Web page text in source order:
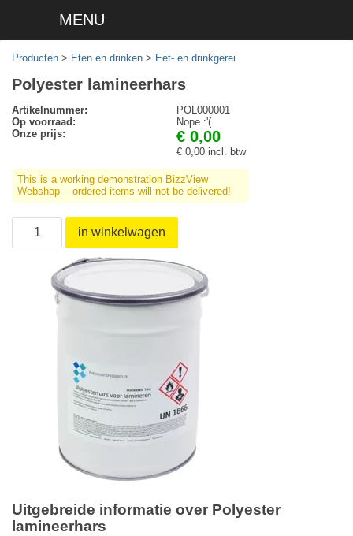
MENU
Producten > Eten en drinken > Eet- en drinkgerei
Polyester lamineerhars
Artikelnummer:
POL000001
Op voorraad:
Nope :'(
Onze prijs:
€ 0,00
€ 0,00 incl. btw
This is a working demonstration BizzView
Webshop -- ordered items will not be delivered!
in winkelwagen
Uitgebreide informatie over Polyester
lamineerhars